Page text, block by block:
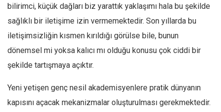
bilirimci, küçük dağları biz yarattık yaklaşımı hala bu şekilde
sağlıklı bir iletişime izin vermemektedir. Son yıllarda bu
iletişimsizliğin kısmen kırıldığı görülse bile, bunun
dönemsel mi yoksa kalıcı mı olduğu konusu çok ciddi bir
şekilde tartışmaya açıktır.
Yeni yetişen genç nesil akademisyenlere pratik dünyanın
kapısını açacak mekanizmalar oluşturulması gerekmektedir.